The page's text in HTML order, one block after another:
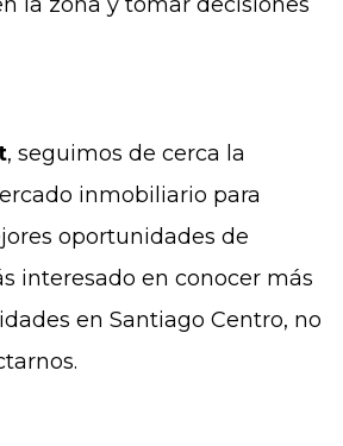
, seguimos de cerca la
inmobiliario para
oportunidades de
interesado en conocer más
en Santiago Centro, no